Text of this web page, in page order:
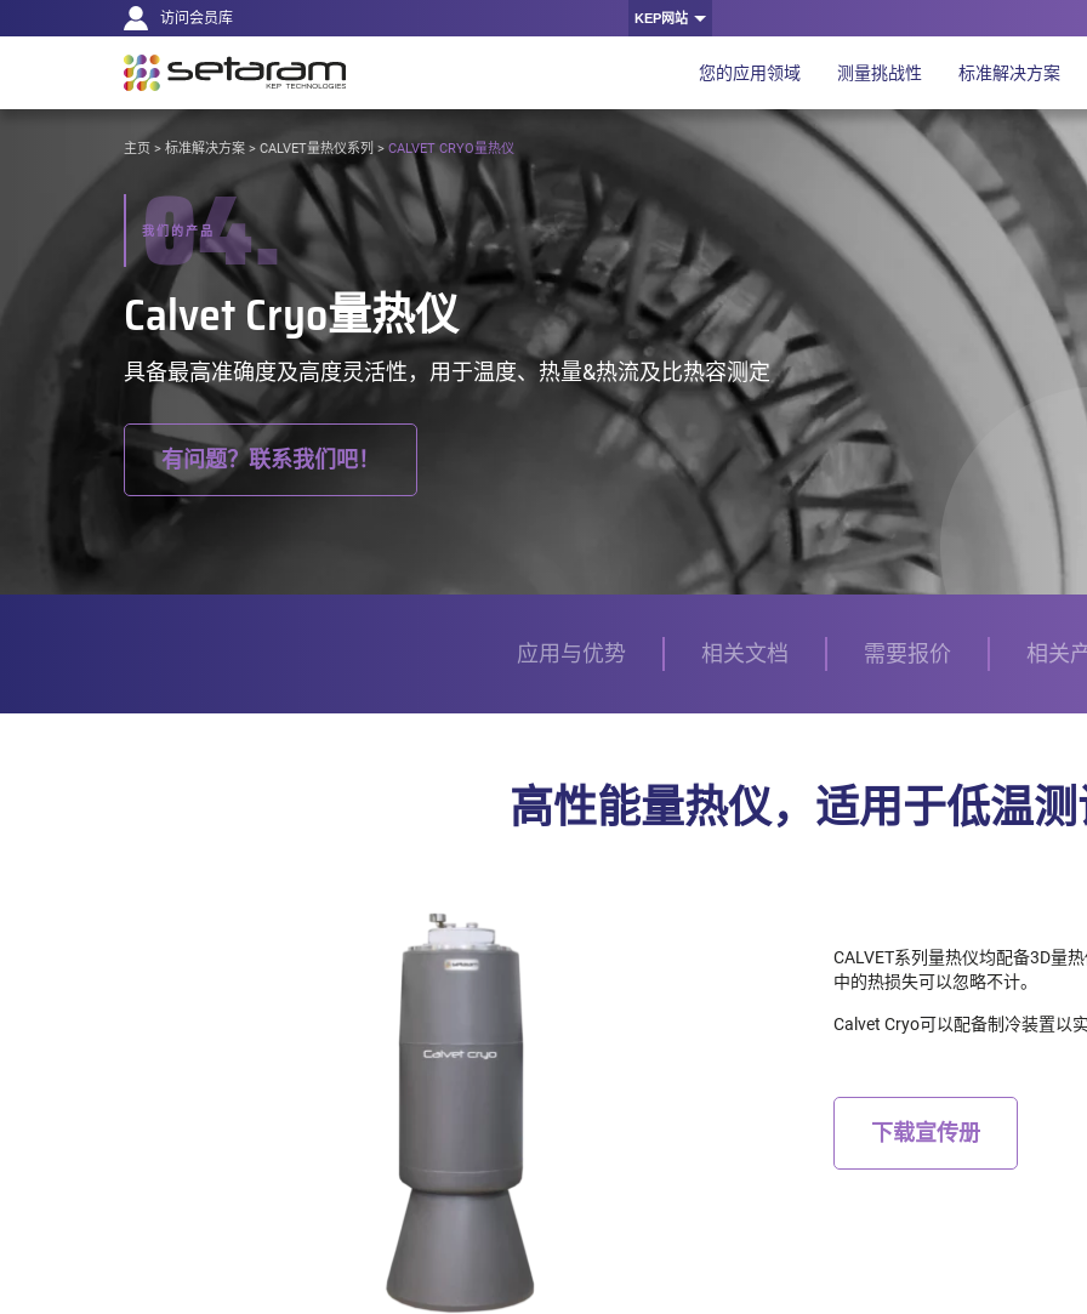
前往内容
导
访问会员库 KEP网站
您的应用领域 测量挑战性 标准解决方案
VOUS
主页 > 标准解决方案 > CALVET量热仪系列 > CALVET CRYO量热仪
04.
我们的产品
Calvet Cryo量热仪
具备最高准确度及高度灵活性，用于温度、热量&热流及比热容测定
有问题？联系我们吧！
子
应用与优势 相关文档 需要报价 相关
高性能量热仪，适用于低温
CALVET系列量热仪均配备3D量
中的热损失可以忽略不计。
Calvet Cryo可以配备制冷装置以
下载宣传册